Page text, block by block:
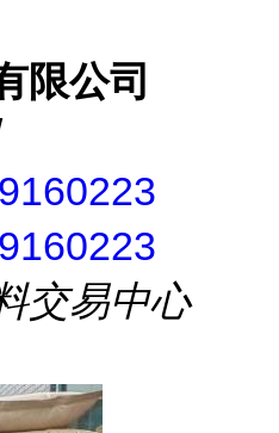
限公司
交易中心